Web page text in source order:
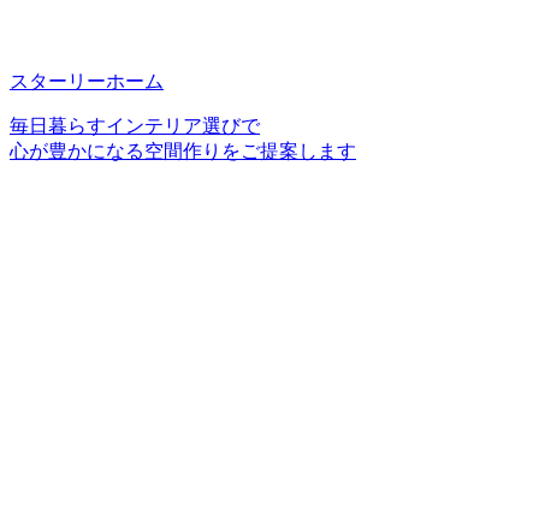
スターリーホーム
毎日暮らすインテリア選びで
心が豊かになる空間作りをご提案します